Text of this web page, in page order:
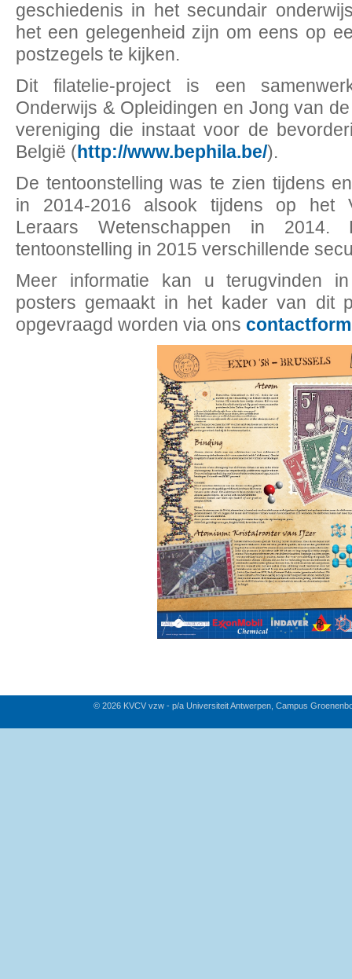
geschiedenis in het secundair
het een gelegenheid zijn om eens op
postzegels te kijken.
Dit filatelie-project is een
Onderwijs & Opleidingen en Jong van
vereniging die instaat voor de
België (http://www.bephila.be/).
De tentoonstelling was te zien tijdens
in 2014-2016 alsook tijdens op het
Leraars Wetenschappen in 2014.
tentoonstelling in 2015 verschillende
Meer informatie kan u terugvinden
posters gemaakt in het kader van dit
opgevraagd worden via ons
© 2026 KVCV vzw - p/a Universiteit Antwerpen, Campus